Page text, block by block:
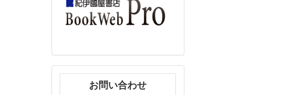
お問い合わせ